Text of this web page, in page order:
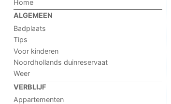
Home
ALGEMEEN
Badplaats
Tips
Voor kinderen
Noordhollands duinreservaat
Weer
VERBLIJF
Appartementen